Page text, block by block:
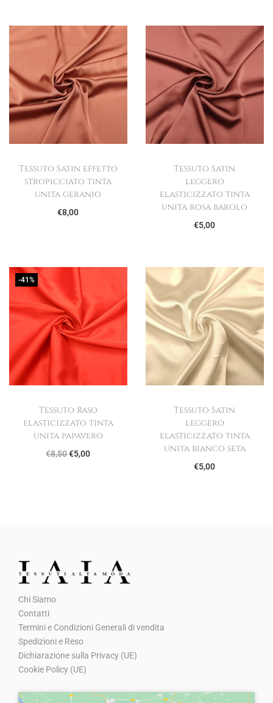
Tessuto Satin effetto
stropicciato tinta
unita geranio
€8,00
Tessuto Satin
leggero
elasticizzato tinta
unita rosa barolo
€5,00
-41%
Tessuto Raso
elasticizzato tinta
unita papavero
€8,50I
o
i
g
i
n
a
€5,00I
o
t
a
e
Tessuto Satin
leggero
elasticizzato tinta
unita bianco seta
€5,00
Chi Siamo
Contatti
Termini e Condizioni Generali di vendita
Spedizioni e Reso
Dichiarazione sulla Privacy (UE)
Cookie Policy (UE)